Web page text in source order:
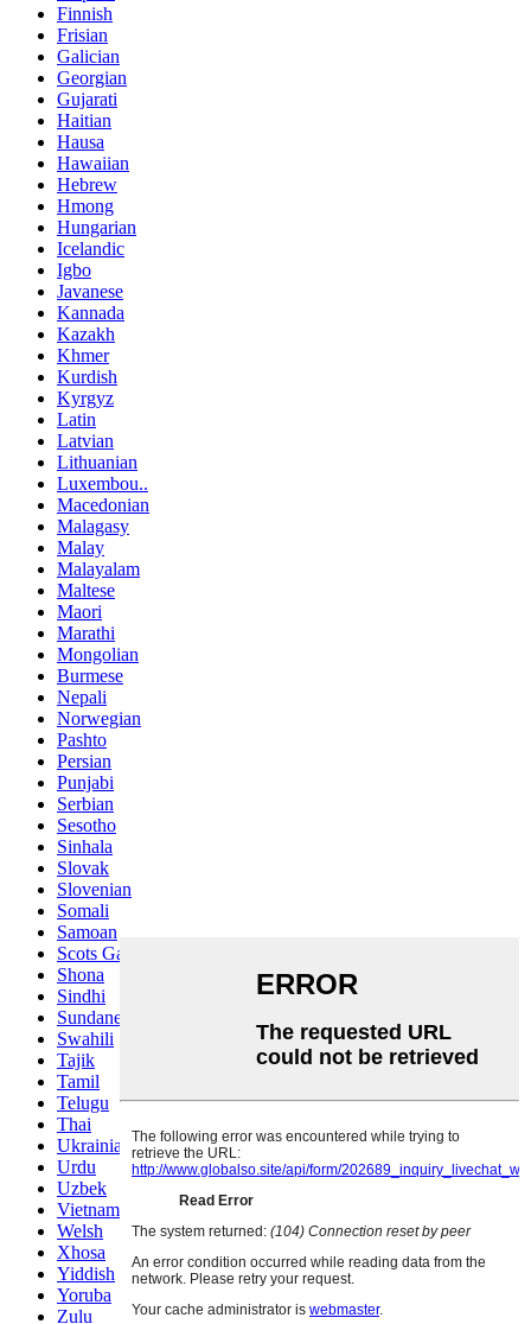
Finnish
Frisian
Galician
Georgian
Gujarati
Haitian
Hausa
Hawaiian
Hebrew
Hmong
Hungarian
Icelandic
Igbo
Javanese
Kannada
Kazakh
Khmer
Kurdish
Kyrgyz
Latin
Latvian
Lithuanian
Luxembou..
Macedonian
Malagasy
Malay
Malayalam
Maltese
Maori
Marathi
Mongolian
Burmese
Nepali
Norwegian
Pashto
Persian
Punjabi
Serbian
Sesotho
Sinhala
Slovak
Slovenian
Somali
Samoan
Scots Gaelic
Shona
Sindhi
Sundanese
Swahili
Tajik
Tamil
Telugu
Thai
Ukrainian
Urdu
Uzbek
Vietnamese
Welsh
Xhosa
Yiddish
Yoruba
Zulu